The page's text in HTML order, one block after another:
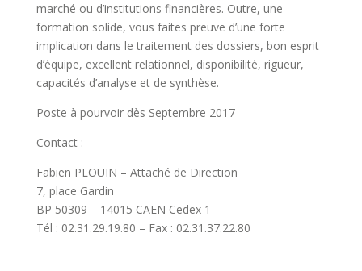
marché ou d’institutions financières. Outre, une
formation solide, vous faites preuve d’une forte
implication dans le traitement des dossiers, bon esprit
d’équipe, excellent relationnel, disponibilité, rigueur,
capacités d’analyse et de synthèse.
Poste à pourvoir dès Septembre 2017
Contact :
Fabien PLOUIN – Attaché de Direction
7, place Gardin
BP 50309 – 14015 CAEN Cedex 1
Tél : 02.31.29.19.80 – Fax : 02.31.37.22.80